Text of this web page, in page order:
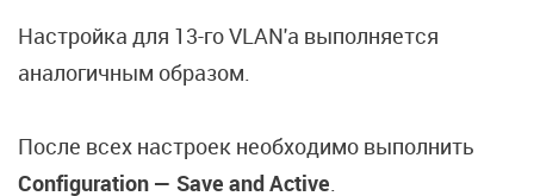
Настройка для 13-го VLAN'a выполняется
аналогичным образом.
После всех настроек необходимо выполнить
Configuration — Save and Active.